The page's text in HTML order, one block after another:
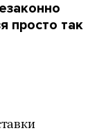
просто так